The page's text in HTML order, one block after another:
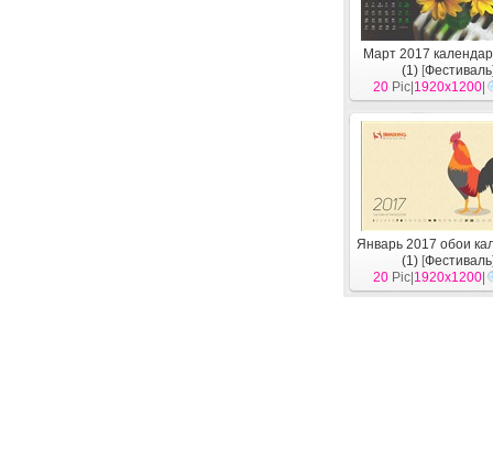
Март 2017
(1) [Фестиваль
20 Pic| 1920x1200
Январь 2017 обои
(1) [Фестиваль
20 Pic| 1920x1200